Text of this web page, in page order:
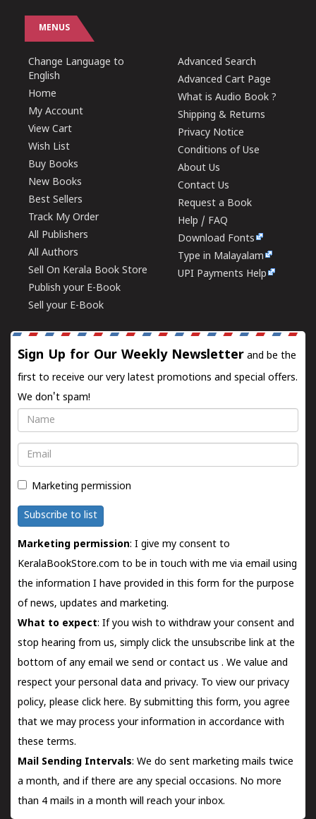
MENUS
Change Language to
English
Home
My Account
View Cart
Wish List
Buy Books
New Books
Best Sellers
Track My Order
All Publishers
All Authors
Sell On Kerala Book Store
Publish your E-Book
Sell your E-Book
Advanced Search
Advanced Cart Page
What is Audio Book ?
Shipping & Returns
Privacy Notice
Conditions of Use
About Us
Contact Us
Request a Book
Help / FAQ
Download Fonts
Type in Malayalam
UPI Payments Help
Sign Up for Our Weekly Newsletter and be the
first to receive our very latest promotions and special offers.
We don't spam!
Name
Email
Marketing permission
Subscribe to list
Marketing permission: I give my consent to
KeralaBookStore.com to be in touch with me via email using
the information I have provided in this form for the purpose
of news, updates and marketing.
What to expect: If you wish to withdraw your consent and
stop hearing from us, simply click the unsubscribe link at the
bottom of any email we send orcontact us . We value and
respect your personal data and privacy. To view our privacy
policy, please click here. By submitting this form, you agree
that we may process your information in accordance with
these terms.
Mail Sending Intervals: We do sent marketing mails twice
a month, and if there are any special occasions. No more
than 4 mails in a month will reach your inbox.